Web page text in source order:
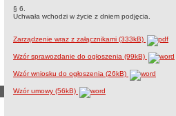
§ 6.
Uchwała wchodzi w życie z dniem podjęcia.
Zarządzenie wraz z załącznikami (333kB)
Wzór sprawozdanie do ogłoszenia (99kB)
Wzór wniosku do ogłoszenia (26kB)
Wzór umowy (56kB)